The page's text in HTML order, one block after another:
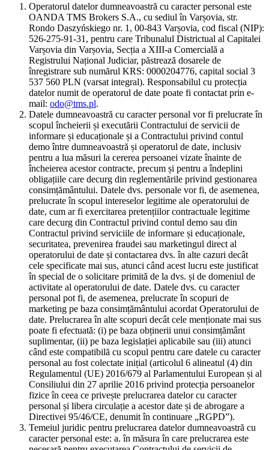
Operatorul datelor dumneavoastră cu caracter personal este
OANDA TMS Brokers S.A., cu sediul în Varșovia, str.
Rondo Daszyńskiego nr. 1, 00-843 Varșovia, cod fiscal (NIP):
526-275-91-31, pentru care Tribunalul Districtual al Capitalei
Varșovia din Varșovia, Secția a XIII-a Comercială a
Registrului Național Judiciar, păstrează dosarele de
înregistrare sub numărul KRS: 0000204776, capital social 3
537 560 PLN (varsat integral). Responsabilul cu protecția
datelor numit de operatorul de date poate fi contactat prin e-
mail: odo@tms.pl.
Datele dumneavoastră cu caracter personal vor fi prelucrate în
scopul încheierii și executării Contractului de servicii de
informare și educaționale și a Contractului privind contul
demo între dumneavoastră și operatorul de date, inclusiv
pentru a lua măsuri la cererea persoanei vizate înainte de
încheierea acestor contracte, precum și pentru a îndeplini
obligațiile care decurg din reglementările privind gestionarea
consimțământului. Datele dvs. personale vor fi, de asemenea,
prelucrate în scopul intereselor legitime ale operatorului de
date, cum ar fi exercitarea pretențiilor contractuale legitime
care decurg din Contractul privind contul demo sau din
Contractul privind serviciile de informare și educaționale,
securitatea, prevenirea fraudei sau marketingul direct al
operatorului de date și contactarea dvs. în alte cazuri decât
cele specificate mai sus, atunci când acest lucru este justificat
în special de o solicitare primită de la dvs. și de domeniul de
activitate al operatorului de date. Datele dvs. cu caracter
personal pot fi, de asemenea, prelucrate în scopuri de
marketing pe baza consimțământului acordat Operatorului de
date. Prelucrarea în alte scopuri decât cele menționate mai sus
poate fi efectuată: (i) pe baza obținerii unui consimțământ
suplimentar, (ii) pe baza legislației aplicabile sau (iii) atunci
când este compatibilă cu scopul pentru care datele cu caracter
personal au fost colectate inițial (articolul 6 alineatul (4) din
Regulamentul (UE) 2016/679 al Parlamentului European și al
Consiliului din 27 aprilie 2016 privind protecția persoanelor
fizice în ceea ce privește prelucrarea datelor cu caracter
personal și libera circulație a acestor date și de abrogare a
Directivei 95/46/CE, denumit în continuare „RGPD”).
Temeiul juridic pentru prelucrarea datelor dumneavoastră cu
caracter personal este: a. în măsura în care prelucrarea este